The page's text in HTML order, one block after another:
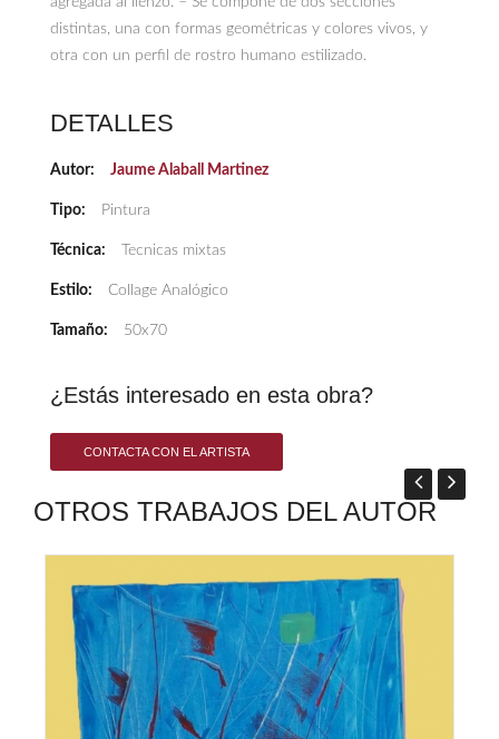
distintas, una con formas geométricas y colores vivos, y
otra con un perfil de rostro humano estilizado.
DETALLES
Autor: Jaume Alaball Martinez
Tipo: Pintura
Técnica: Tecnicas mixtas
Estilo: Collage Analógico
Tamaño: 50x70
¿Estás interesado en esta obra?
CONTACTA CON EL ARTISTA
OTROS TRABAJOS DEL AUTOR